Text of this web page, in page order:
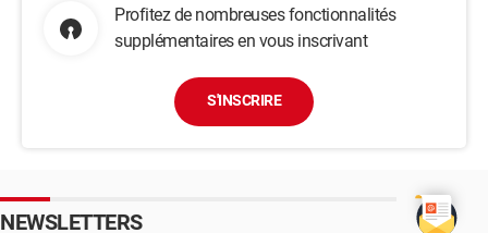
Profitez de nombreuses fonctionnalités
supplémentaires en vous inscrivant
S'INSCRIRE
NEWSLETTERS